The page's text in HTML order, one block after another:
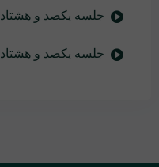
جلسه یکصد و
جلسه یکصد و